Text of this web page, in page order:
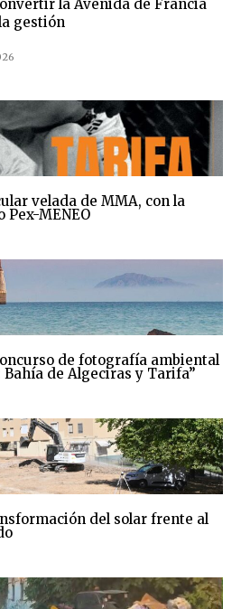
la Avenida de Francia
gestión
velada de MMA, con la
Pex-MENEO
de fotografía ambiental
de Algeciras y Tarifa”
del solar frente al